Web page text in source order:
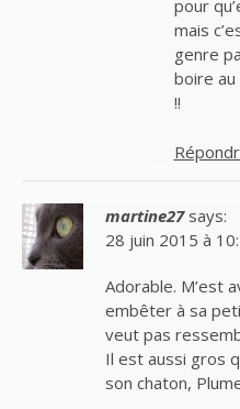
pour
mais
genre
boire
!!
martine27 says:
28 juin 2015 à
Adorable. M’est
embêter à sa
veut pas
Il est aussi gros
son chaton,